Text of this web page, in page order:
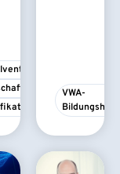
in
VWA-
Bildungshaus